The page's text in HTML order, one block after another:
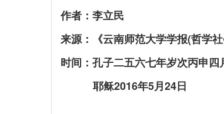
作者：李立民
来源：《云南师范大学学报(哲学
时间：孔子二五六七年岁次丙申四
耶稣2016年5月24日